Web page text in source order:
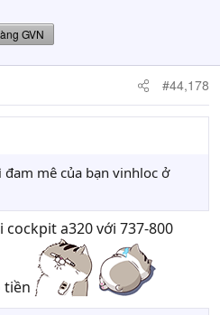
GVN
#44,178
mê của bạn vinhloc ở
cockpit a320 với 737-800
tiền